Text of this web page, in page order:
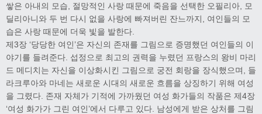
쌓은 아내의 모습, 절망적인 사랑 때문에 죽음을 선택한 오필리아, 모
딜리아니와 두 번 다시 없을 사랑에 빠져버린 잔느까지, 여인들의 모
습은 사랑 때문에 더욱 빛을 발한다.
제3장 ‘당당한 여인’은 자신의 존재를 그림으로 증명했던 여인들의 이
야기를 들려준다. 섭정으로 최고의 권력을 누렸던 프랑스의 왕비 마리
드 메디치는 자신을 이상화시킨 그림으로 궁전 회랑을 장식했으며, 들
라크루아와 마네는 새로운 시대의 새로운 흐름을 상징하기 위해 여성
을 그렸다. 존재 자체가 기적에 가까웠던 여성 화가들의 작품은 제4장
‘여성 화가가 그린 여인’에서 다루고 있다. 남성에게 받은 상처를 그림